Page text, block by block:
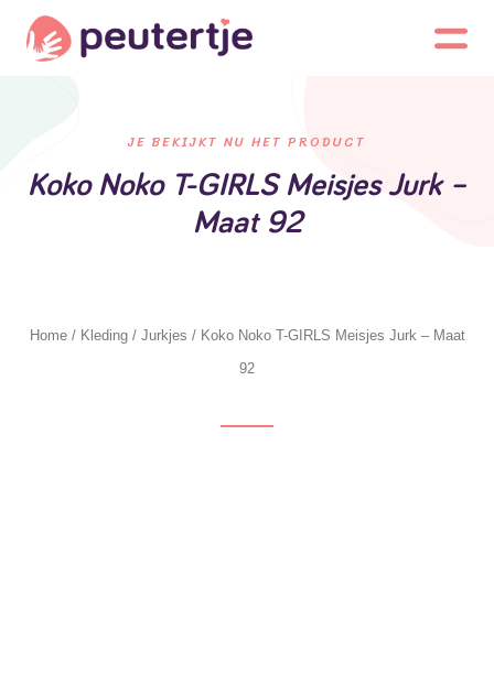
JE BEKIJKT NU HET PRODUCT
Koko Noko T-GIRLS Meisjes Jurk –
Maat 92
Home/ Kleding/ Jurkjes / Koko Noko T-GIRLS Meisjes Jurk – Maat
92